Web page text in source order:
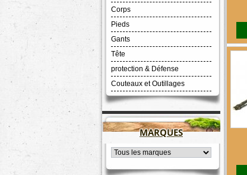
Corps
Pieds
Gants
Tête
protection & Défense
Couteaux et Outillages
MARQUES